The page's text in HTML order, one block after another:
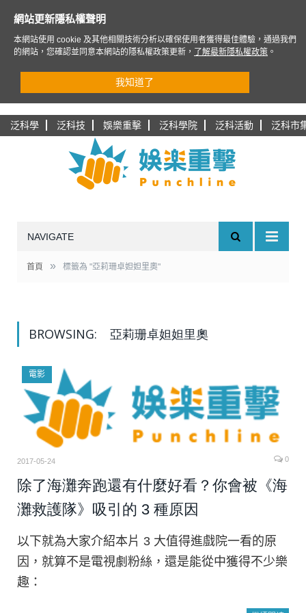
泛科學 泛科技 娛樂重擊 泛科學院 泛科活動 泛科市
NAVIGATE
首頁 » 標籤為 "亞莉珊卓妲妲里奧"
BROWSING: 亞莉珊卓妲妲里奧
電影
2017-05-24 0
除了海灘奔跑還有什麼好看？你會被《海
灘救護隊》吸引的 3 種原因
以下就為大家介紹本片 3 大值得進戲院一看的原
因，就算不是電視劇粉絲，還是能從中獲得不少樂
趣：
網站更新隱私權聲明
本網站使用 cookie 及其他相關技術分析以確保使用者獲得最佳體驗，通過我們
的網站，您確認並同意本網站的隱私權政策更新，
了解最新隱私權政策 。
我知道了